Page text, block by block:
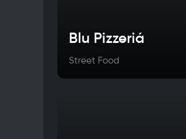
Blu Pizzeriá
Street Food